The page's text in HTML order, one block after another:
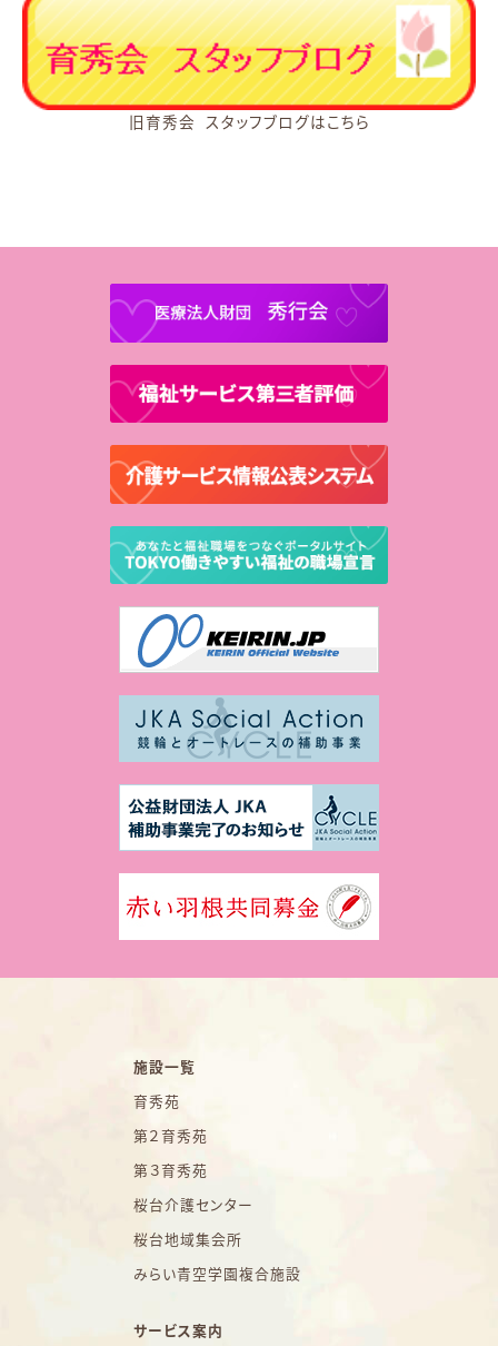
旧育秀会 スタッフブログはこちら
施設一覧
育秀苑
第２育秀苑
第３育秀苑
桜台介護センター
桜台地域集会所
みらい青空学園複合施設
サービス案内